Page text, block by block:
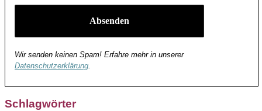
Wir senden keinen Spam! Erfahre mehr in unserer
Datenschutzerklärung
Schlagwörter